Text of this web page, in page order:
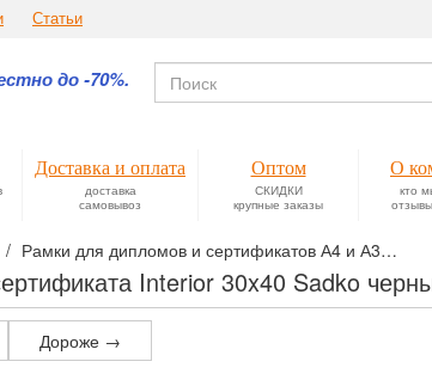
Статьи
до -70%.
Доставка и оплата
доставка
самовывоз
Оптом
СКИДКИ
крупные заказы
О
кто
Рамки для дипломов и сертификатов А4 и А3
Interior 30x40 Sadko
Дороже →